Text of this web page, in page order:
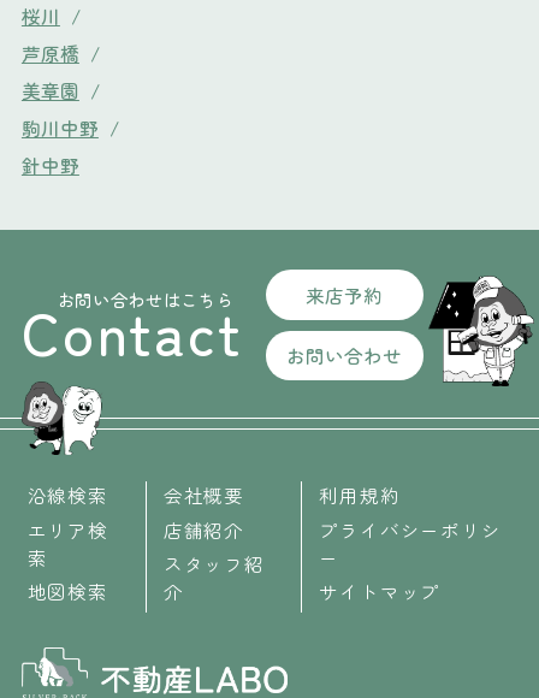
桜川 /
芦原橋 /
美章園 /
駒川中野 /
針中野
お問い合わせはこちら
Contact 来店予約
お問い合わせ
沿線検索
エリア検
索
地図検索
会社概要
店舗紹介
スタッフ紹
介
利用規約
プライバシーポリシ
ー
サイトマップ